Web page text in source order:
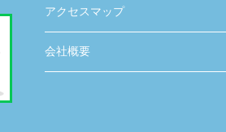
アクセスマップ
会社概要